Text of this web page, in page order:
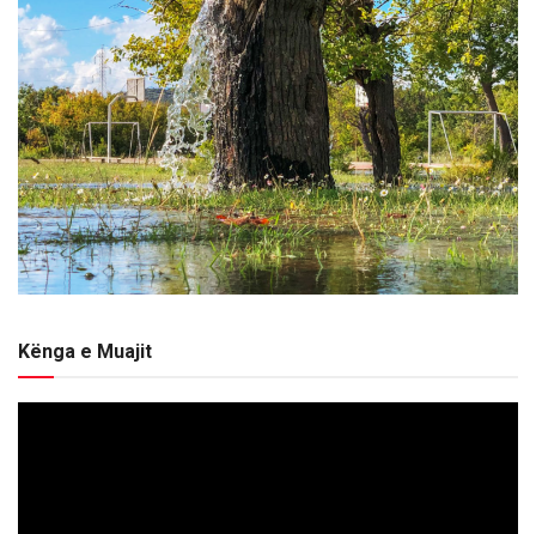
Kënga e Muajit